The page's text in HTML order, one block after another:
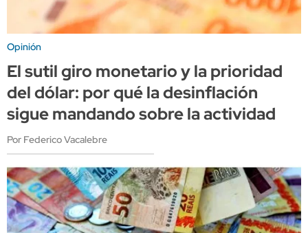
Opinión
El sutil giro monetario y la prioridad
del dólar: por qué la desinflación
sigue mandando sobre la actividad
Por Federico Vacalebre